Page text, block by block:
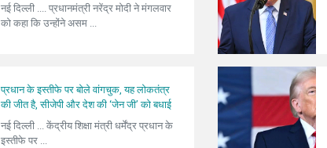
नई दिल्ली .... प्रधानमंत्री नरेंद्र मोदी ने मंगलवार
को कहा कि उन्होंने असम ...
प्रधान के इस्तीफे पर बोले वांगचुक, यह लोकतंत्र
की जीत है, सीजेपी और देश की ‘जेन जी’ को बधाई
नई दिल्ली ... केंद्रीय शिक्षा मंत्री धर्मेंद्र प्रधान के
इस्तीफे पर ...